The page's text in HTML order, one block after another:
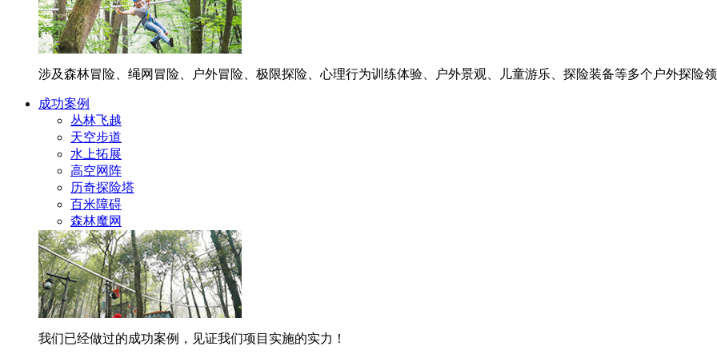
涉及森林冒险、绳网冒险、户外冒险、极限探险、心理行为训练体验、户外景观、儿童游乐、探险装备等多个户外探险
成功案例
丛林飞越
天空步道
水上拓展
高空网阵
历奇探险塔
百米障碍
森林魔网
我们已经做过的成功案例，见证我们项目实施的实力！